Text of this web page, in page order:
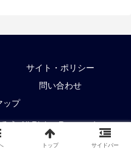
サイト・ポリシー
問い合わせ
ップ
う All Rights Reserved.
トップ サイドバー